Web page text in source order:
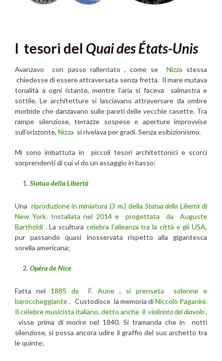
I tesori del Quai des États-Unis
Avanzavo con passo rallentato , come se Nizza stessa
chiedesse di essere attraversata senza fretta. Il mare mutava
tonalità a ogni istante, mentre l’aria si faceva salmastra e
sottile. Le architetture si lasciavano attraversare da ombre
morbide che danzavano sulle pareti delle vecchie casette. Tra
rampe silenziose, terrazze sospese e aperture improvvise
sull’orizzonte, Nizza si rivelava per gradi. Senza esibizionismo.
Mi sono imbattuta in piccoli tesori architettonici e scorci
sorprendenti di cui vi do un assaggio in basso:
Statua della Libertà
Una riproduzione in miniatura (3 m.) della Statua della Libertàdi
New York. Installata nel 2014 e progettata da Auguste
Bartholdi . La scultura celebra l’alleanza tra la città e gli USA,
pur passando quasi inosservata rispetto alla gigantesca
sorella americana;
Opéra de Nice
Fatta nel 1885 da F. Aune , si prenseta solenne e
baroccheggiante. Custodisce la memoria diNiccolò Paganini.
Il celebre musicista italiano, detto anche il violinista del diavolo,
visse prima di morire nel 1840. Si tramanda che in notti
silenziose, si possa ancora udire il graffio del suo archetto tra
le quinte;